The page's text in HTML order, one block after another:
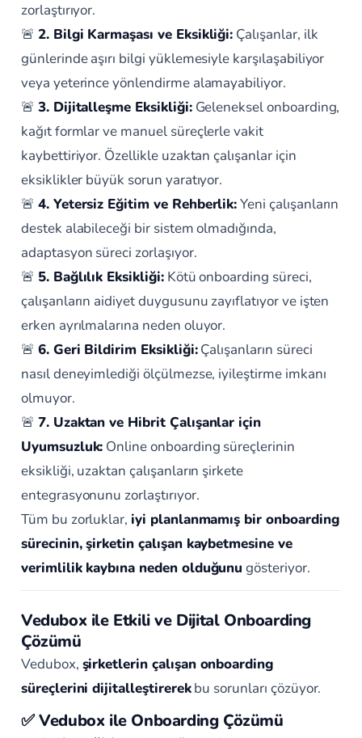
zorlaştırıyor.
🚨 2. Bilgi Karmaşası ve Eksikliği: Çalışanlar, ilk
günlerinde aşırı bilgi yüklemesiyle karşılaşabiliyor
veya yeterince yönlendirme alamayabiliyor.
🚨 3. Dijitalleşme Eksikliği:Geleneksel onboarding,
kağıt formlar ve manuel süreçlerle vakit
kaybettiriyor. Özellikle uzaktan çalışanlar için
eksiklikler büyük sorun yaratıyor.
🚨 4. Yetersiz Eğitim ve Rehberlik:Yeni çalışanların
destek alabileceği bir sistem olmadığında,
adaptasyon süreci zorlaşıyor.
🚨 5. Bağlılık Eksikliği:Kötü onboarding süreci,
çalışanların aidiyet duygusunu zayıflatıyor ve işten
erken ayrılmalarına neden oluyor.
🚨 6. Geri Bildirim Eksikliği:Çalışanların süreci
nasıl deneyimlediği ölçülmezse, iyileştirme imkanı
olmuyor.
🚨 7. Uzaktan ve Hibrit Çalışanlar için
Uyumsuzluk: Online onboarding süreçlerinin
eksikliği, uzaktan çalışanların şirkete
entegrasyonunu zorlaştırıyor.
Tüm bu zorluklar, iyi planlanmamış bir onboarding
sürecinin, şirketin çalışan kaybetmesine ve
verimlilik kaybına neden olduğunu gösteriyor.
Vedubox ile Etkili ve Dijital Onboarding
Çözümü
Vedubox, şirketlerin çalışan onboarding
süreçlerini dijitalleştirerekbu sorunları çözüyor.
✅ Vedubox ile Onboarding Çözümü